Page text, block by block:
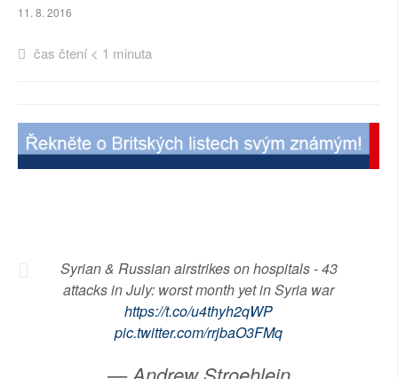
NEJČTENĚJŠÍ ZA 7 DNÍ
AUTOŘI
SOCIÁLNÍ SÍTĚ
11. 8. 2016
čas čtení < 1 minuta
Syrian & Russian airstrikes on hospitals - 43
attacks in July: worst month yet in Syria war
https://t.co/u4thyh2qWP
pic.twitter.com/rrjbaO3FMq